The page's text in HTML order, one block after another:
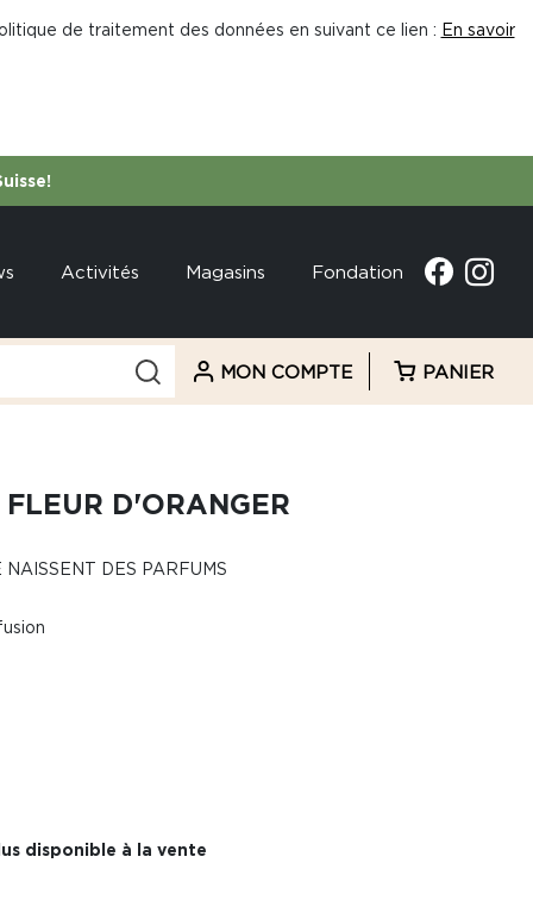
de traitement des données en suivant ce lien : En savoir
Activités Magasins Fondation
MON COMPTE PANIER
D'ORANGER
DES PARFUMS
disponible à la vente